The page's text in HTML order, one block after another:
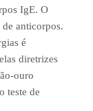
IgE. O
anticorpos.
é
diretrizes
ouro
teste de